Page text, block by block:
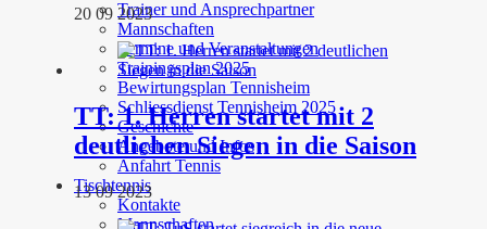
Trainer und Ansprechpartner
Mannschaften
Termine und Veranstaltungen
Trainingsplan 2025
Bewirtungsplan Tennisheim
Schliessdienst Tennisheim 2025
Geschichte
Angebote und Infos
Anfahrt Tennis
Tischtennis
Kontakte
Mannschaften
20 09 2023
TT: 1. Herren startet mit 2
deutlichen Siegen in die Saison
13 09 2023